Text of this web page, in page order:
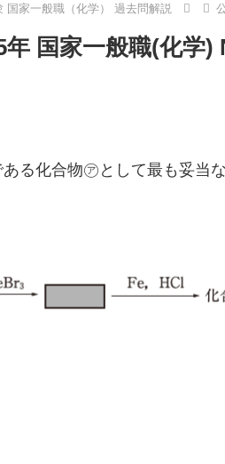
国家一般職（化学） 過去問解説
国家一般職(化学)
る化合物㋐として最も妥当